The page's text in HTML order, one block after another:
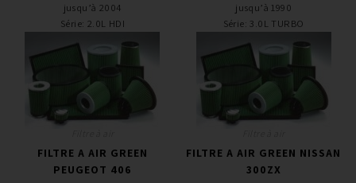
jusqu’à 2004
Série: 2.0L HDI
FILTRE A AIR GREEN
PEUGEOT 406
jusqu’à 1990
Série: 3.0L TURBO
FILTRE A AIR GREEN NISSAN
300ZX